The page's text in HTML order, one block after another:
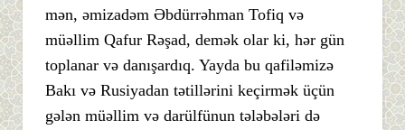
mən, əmizadəm Əbdürrəhman Tofiq və
müəllim Qafur Rəşad, demək olar ki, hər gün
toplanar və danışardıq. Yayda bu qafiləmizə
Bakı və Rusiyadan tətillərini keçirmək üçün
gələn müəllim və darülfünun tələbələri də